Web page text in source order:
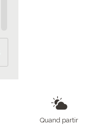
Quand partir